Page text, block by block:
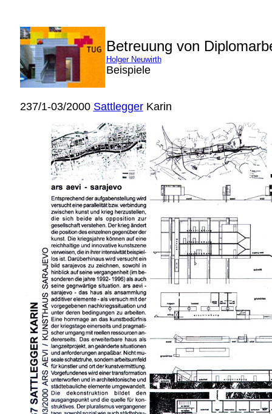
Betreuung von
Holger Neuwirth
Beispiele
237/1-03/2000 SattleggerKarin